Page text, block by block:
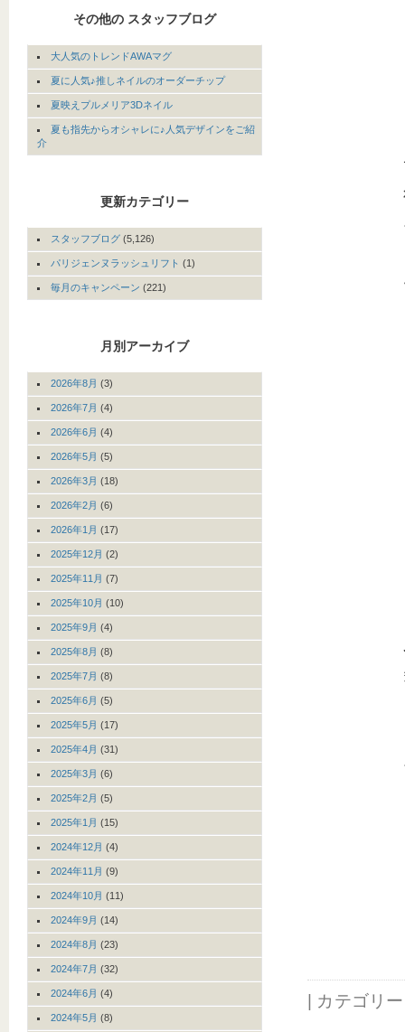
| カテゴリ
その他の スタッフブログ
大人気のトレンドAWAマグ
夏に人気♪推しネイルのオーダーチップ
夏映えプルメリア3Dネイル
夏も指先からオシャレに♪人気デザインをご紹
介
更新カテゴリー
スタッフブログ (5,126)
パリジェンヌラッシュリフト (1)
毎月のキャンペーン (221)
月別アーカイブ
2026年8月 (3)
2026年7月 (4)
2026年6月 (4)
2026年5月 (5)
2026年3月 (18)
2026年2月 (6)
2026年1月 (17)
2025年12月 (2)
2025年11月 (7)
2025年10月 (10)
2025年9月 (4)
2025年8月 (8)
2025年7月 (8)
2025年6月 (5)
2025年5月 (17)
2025年4月 (31)
2025年3月 (6)
2025年2月 (5)
2025年1月 (15)
2024年12月 (4)
2024年11月 (9)
2024年10月 (11)
2024年9月 (14)
2024年8月 (23)
2024年7月 (32)
2024年6月 (4)
2024年5月 (8)